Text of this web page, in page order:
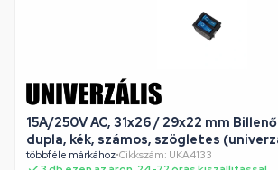
15A/250V AC, 31x26 / 29x22 mm
dupla, kék, számos, szögletes
többféle márkához•Cikkszám: UKA4133